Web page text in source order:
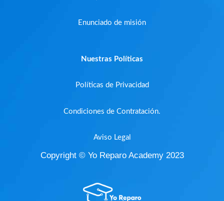
Enunciado de misión
Nuestras Políticas
Políticas de Privacidad
Condiciones de Contratación.
Aviso Legal
Copyright © Yo Reparo Academy 2023